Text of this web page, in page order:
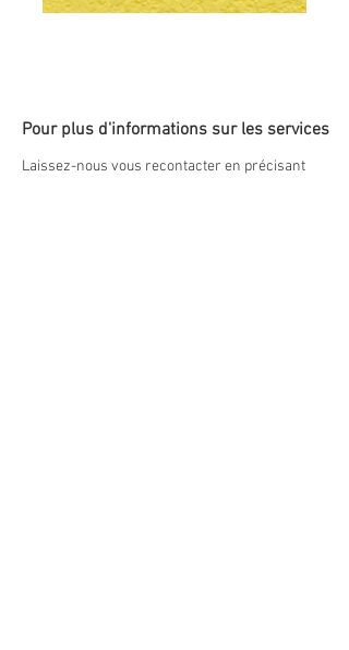
Pour plus d'informations sur les services
Laissez-nous vous recontacter en précisant